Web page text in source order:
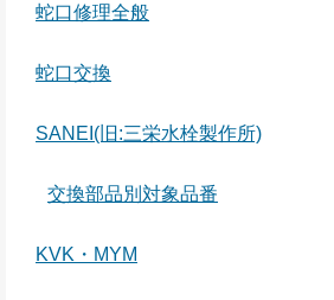
蛇口修理全般
蛇口交換
SANEI(旧:三栄水栓製作所)
交換部品別対象品番
KVK・MYM